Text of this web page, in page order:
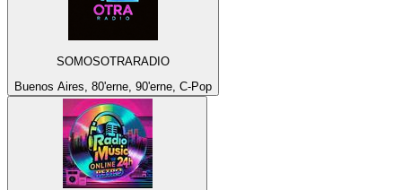
SOMOSOTRARADIO
Buenos Aires, 80'erne, 90'erne, C-Pop